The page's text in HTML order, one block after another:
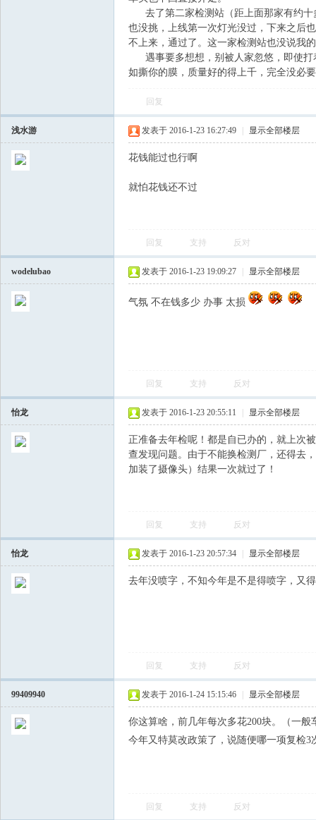
去了第二家检测站（距上面那家有约十
也没挑，上线第一次灯光没过，下来之后
不上来，通过了。这一家检测站也没说我
遇事要多想想，别被人家忽悠，即使打
如撕你的膜，质量好的得上千，完全没必
回复
浅水游 发表于 2016-1-23 16:27:49 显示全部楼层
花钱能过也行啊
就怕花钱还不过
回复 支持 反对
wodelubao 发表于 2016-1-23 19:09:27 显示全部楼层
气氛 不在钱多少 办事 太损
回复 支持 反对
怡龙 发表于 2016-1-23 20:55:11 显示全部楼层
正准备去年检呢！都是自已办的，就上次
查发现问题。由于不能换检测厂，还得去
加装了摄像头）结果一次就过了！
回复 支持 反对
怡龙 发表于 2016-1-23 20:57:34 显示全部楼层
去年没喷字，不知今年是不是得喷字，又
回复 支持 反对
99409940 发表于 2016-1-24 15:15:46 显示全部楼层
你这算啥，前几年每次多花200块。（一
今年又特莫改政策了，说随便哪一项复检
回复 支持 反对